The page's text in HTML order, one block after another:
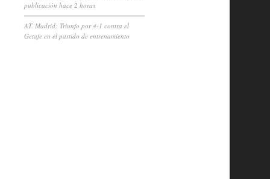
publicación hace 2 horas
AT. Madrid: Triunfo por 4-1 contra el
Getafe en el partido de entrenamiento